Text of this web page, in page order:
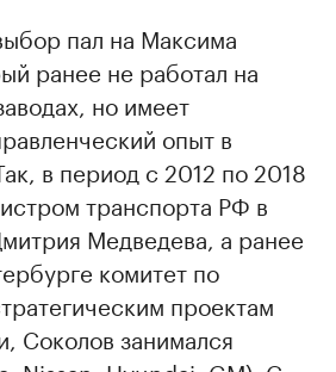
пал на Максима
ранее не работал на
но имеет
опыт в
в период с 2012 по 2018
транспорта РФ в
Медведева, а ранее
комитет по
проектам
Соколов занимался